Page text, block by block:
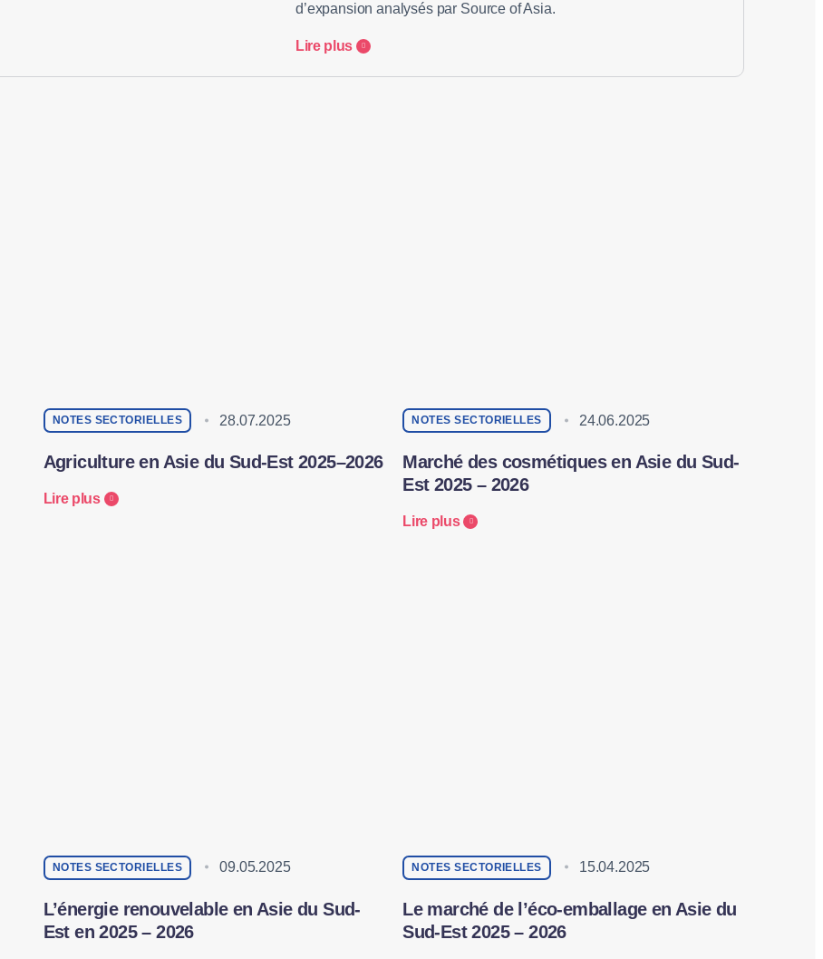
d’expansion analysés par Source of Asia.
Lire plus
NOTES SECTORIELLES 28.07.2025
Agriculture en Asie du Sud-Est 2025–2026
Lire plus
NOTES SECTORIELLES 24.06.2025
Marché des cosmétiques en Asie du Sud-
Est 2025 – 2026
Lire plus
NOTES SECTORIELLES 09.05.2025
L’énergie renouvelable en Asie du Sud-
Est en 2025 – 2026
NOTES SECTORIELLES 15.04.2025
Le marché de l’éco-emballage en Asie du
Sud-Est 2025 – 2026